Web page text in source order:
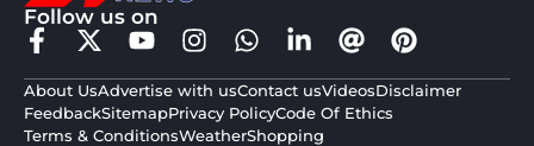
Follow us on
About UsAdvertise with usContact usVideosDisclaimer
FeedbackSitemapPrivacy PolicyCode Of Ethics
Terms & ConditionsWeatherShopping